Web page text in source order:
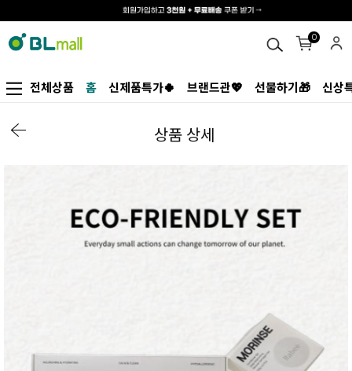
0
전체상품 홈 신제품특가🍀 브랜드관💖 선물하기🎁 신상
상품 상세